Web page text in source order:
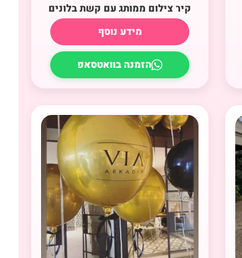
קיר צילום ממותג עם קשת בלונים
מידע נוסף
הזמנה בוואטסאפ